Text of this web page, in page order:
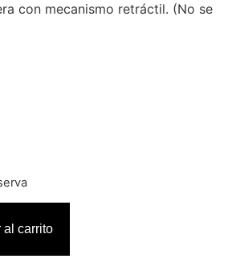
con mecanismo retráctil. (No se
al carrito